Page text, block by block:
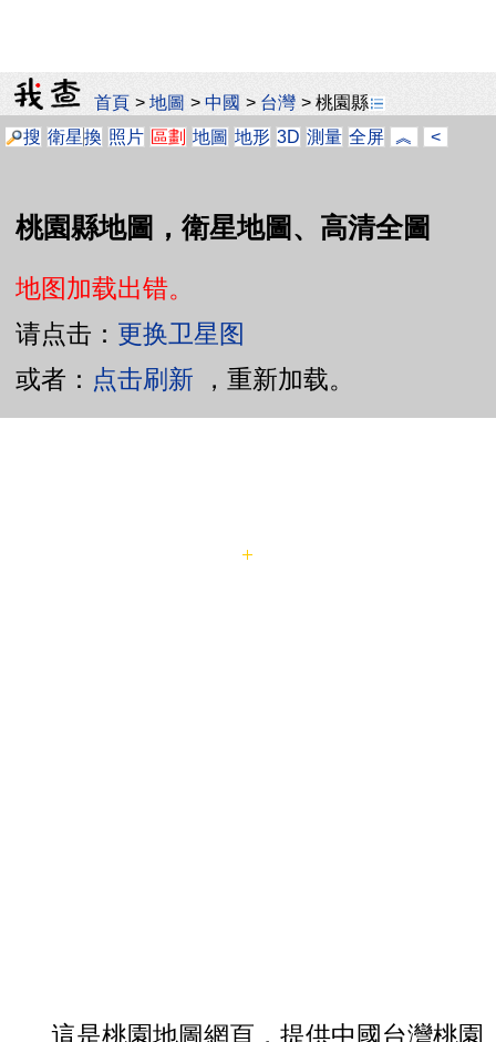
首頁 >地圖 >中國 > 台灣 >桃園縣
搜 衛星換 照片 區劃 地圖 地形 3D 測量 全屏 ︽ <
桃園縣地圖，衛星地圖、高清全圖
地图加载出错。
请点击： 更换卫星图
或者： 点击刷新 ，重新加载。
這是桃園地圖網頁，提供中國台灣桃園